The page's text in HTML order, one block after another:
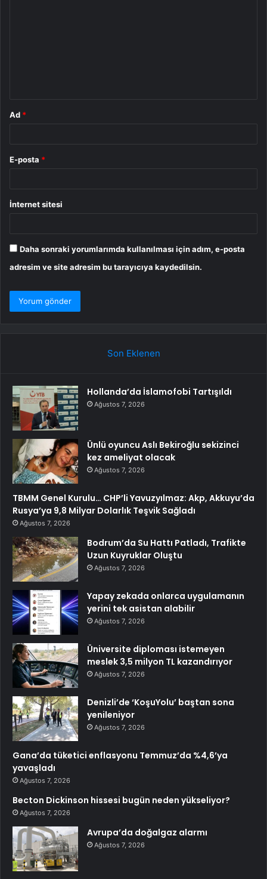
Ad *
E-posta *
İnternet sitesi
Daha sonraki yorumlarımda kullanılması için adım, e-posta
adresim ve site adresim bu tarayıcıya kaydedilsin.
Son Eklenen
Hollanda’da İslamofobi Tartışıldı
Ağustos 7, 2026
Ünlü oyuncu Aslı Bekiroğlu sekizinci
kez ameliyat olacak
Ağustos 7, 2026
TBMM Genel Kurulu… CHP’li Yavuzyılmaz: Akp, Akkuyu’da
Rusya’ya 9,8 Milyar Dolarlık Teşvik Sağladı
Ağustos 7, 2026
Bodrum’da Su Hattı Patladı, Trafikte
Uzun Kuyruklar Oluştu
Ağustos 7, 2026
Yapay zekada onlarca uygulamanın
yerini tek asistan alabilir
Ağustos 7, 2026
Üniversite diploması istemeyen
meslek 3,5 milyon TL kazandırıyor
Ağustos 7, 2026
Denizli’de ‘KoşuYolu’ baştan sona
yenileniyor
Ağustos 7, 2026
Gana’da tüketici enflasyonu Temmuz’da %4,6’ya
yavaşladı
Ağustos 7, 2026
Becton Dickinson hissesi bugün neden yükseliyor?
Ağustos 7, 2026
Avrupa’da doğalgaz alarmı
Ağustos 7, 2026